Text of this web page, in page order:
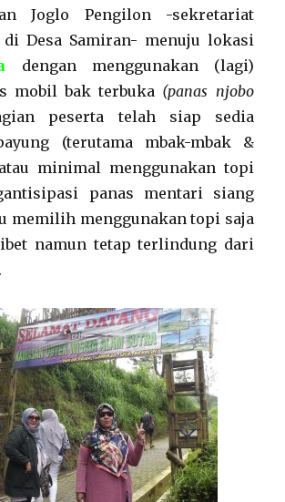
Joglo Pengilon -sekretariat
di Desa Samiran- menuju lokasi
dengan menggunakan (lagi)
mobil bak terbuka (panas njobo
peserta telah siap sedia
(terutama mbak-mbak &
minimal menggunakan topi
panas mentari siang
memilih menggunakan topi saja
namun tetap terlindung dari